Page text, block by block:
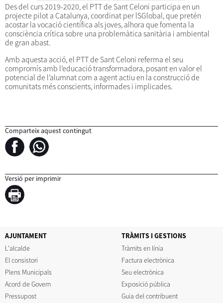
Des del curs 2019-2020, el PTT de Sant Celoni participa en un
projecte pilot a Catalunya, coordinat per lSGlobal, que pretén
acostar la vocació científica als joves, alhora que fomenta la
consciència crítica sobre una problemàtica sanitària i ambiental
de gran abast.
Amb aquesta acció, el PTT de Sant Celoni referma el seu
compromís amb l’educació transformadora, posant en valor el
potencial de l’alumnat com a agent actiu en la construcció de
comunitats més conscients, informades i implicades.
Comparteix aquest contingut
Versió per imprimir
AJUNTAMENT
L'alcalde
El consistori
Plens Municipals
Acord de Govern
Pressupost
TRÀMITS I GESTIONS
Tràmits en línia
Factura electrònica
Seu electrònica
Exposició pública
Guia del contribuent